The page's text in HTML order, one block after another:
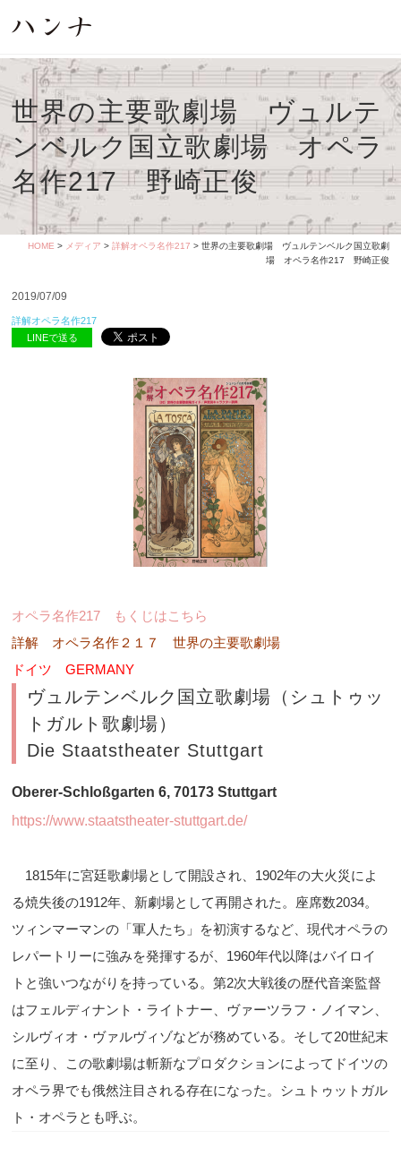
世界の主要歌劇場 ヴュルテ
ンベルク国立歌劇場 オペラ
名作217 野崎正俊
HOME > メディア > 詳解オペラ名作217 > 世界の主要歌劇場 ヴュルテンベルク国立歌劇
場 オペラ名作217 野崎正俊
2019/07/09
詳解オペラ名作217
LINEで送る
オペラ名作217 もくじはこちら
詳解 オペラ名作２１７ 世界の主要歌劇場
ドイツ GERMANY
ヴュルテンベルク国立歌劇場（シュトゥッ
トガルト歌劇場）
Die Staatstheater Stuttgart
Oberer-Schloßgarten 6, 70173 Stuttgart
https://www.staatstheater-stuttgart.de/
1815年に宮廷歌劇場として開設され、 1902年の大火災によ
る焼失後の1912年、新劇場として再開された。座席数2034。
ツィンマーマンの「軍人たち」を初演するなど、現代オペラの
レパートリーに強みを発揮するが、 1960年代以降はバイロイ
トと強いつながりを持っている。第2次大戦後の歴代音楽監督
はフェルディナント・ライトナー、ヴァーツラフ・ノイマン、
シルヴィオ・ヴァルヴィゾなどが務めている。そして20世紀末
に至り、この歌劇場は斬新なプロダクションによってドイツの
オペラ界でも俄然注目される存在になった。シュトゥットガル
ト・オペラとも呼ぶ。